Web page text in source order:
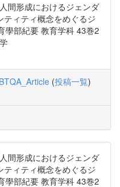
間形成におけるジェンダ
ィティ概念をめぐるジ
學部紀要 教育学科 43巻2
(投稿一覧)
間形成におけるジェンダ
ィティ概念をめぐるジ
學部紀要 教育学科 43巻2